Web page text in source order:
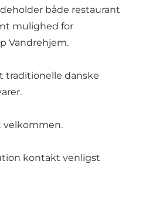
både restaurant
mulighed for
Vandrehjem.
danske
velkommen.
kontakt venligst